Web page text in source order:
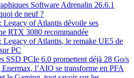
Software Adrenalin 26.6.1
de neuf ?
Legacy of Atlantis dévoile ses
RTX 3080 recommandée
Legacy of Atlantis, le remake UE5 de
PC
SSD PCIe 6.0 promettent déjà 28 Go/s
l’AIO se transforme en PFA